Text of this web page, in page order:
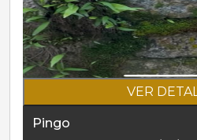
VER
Pingo